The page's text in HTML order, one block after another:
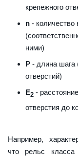
крепежного
n - количество
ними)
P - длина шага
отверстий)
E2 -
отверстия до
Например,
что рельс класса